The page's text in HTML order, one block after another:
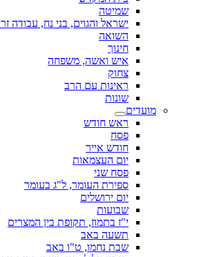
שמיטה
ישראל והגוים, בני נח, עבודה
השואה
חינוך
איש ואשה, משפחה
צחוק
ראינות עם הרב
שונות
מועדים
ראש חודש
פסח
חודש אייר
יום העצמאות
פסח שני
ספירת העומר, ל"ג בעומר
יום ירושלים
שבועות
י"ז בתמוז, תקופת בין המצרים
תשעה באב
שבת נחמו, ט"ו באב